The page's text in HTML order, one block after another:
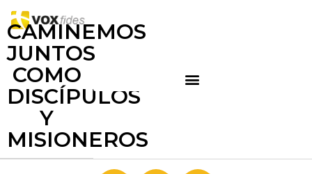
CAMINEMOS
JUNTOS
COMO
DISCÍPULOS
Y
MISIONEROS